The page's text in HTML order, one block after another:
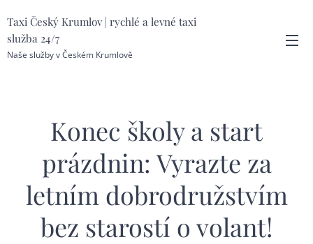
Taxi Český Krumlov | rychlé a levné taxi
služba 24/7
Naše služby v Českém Krumlově
Konec školy a start
prázdnin: Vyrazte za
letním dobrodružstvím
bez starostí o volant!